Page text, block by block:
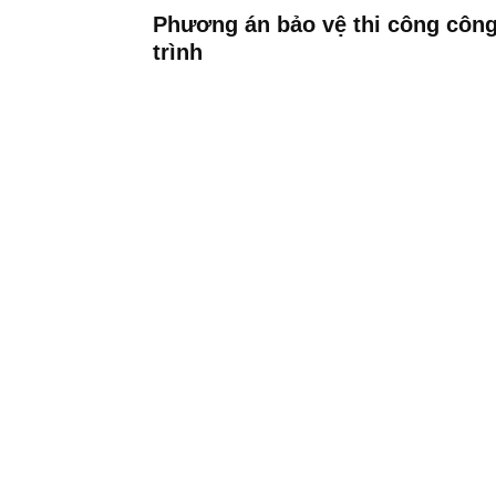
Phương án bảo vệ thi công
trình